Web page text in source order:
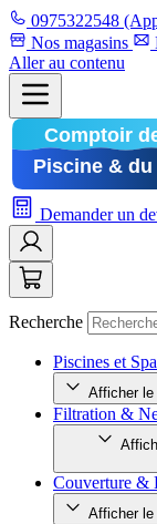
0975322548
Nos magasins
Aller au contenu
Demander un
Recherche
Piscines et
Afficher le
Filtration &
Couverture &
Afficher le